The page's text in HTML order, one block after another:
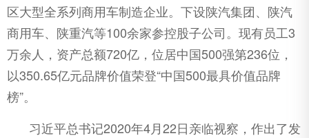
区大型全系列商用车制造企业。下设陕汽集团、陕汽
商用车、陕重汽等100余家参控股子公司。现有员工3
万余人，资产总额720亿，位居中国500强第236位，
以350.65亿元品牌价值荣登“中国500最具价值品牌
榜”。
习近平总书记2020年4月22日亲临视察，作出了发